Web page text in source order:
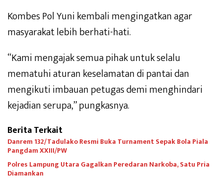
Kombes Pol Yuni kembali mengingatkan agar
masyarakat lebih berhati-hati.
“Kami mengajak semua pihak untuk selalu
mematuhi aturan keselamatan di pantai dan
mengikuti imbauan petugas demi menghindari
kejadian serupa,” pungkasnya.
Berita Terkait
Danrem 132/Tadulako Resmi Buka Turnament Sepak Bola Piala
Pangdam XXIII/PW
Polres Lampung Utara Gagalkan Peredaran Narkoba, Satu Pria
Diamankan